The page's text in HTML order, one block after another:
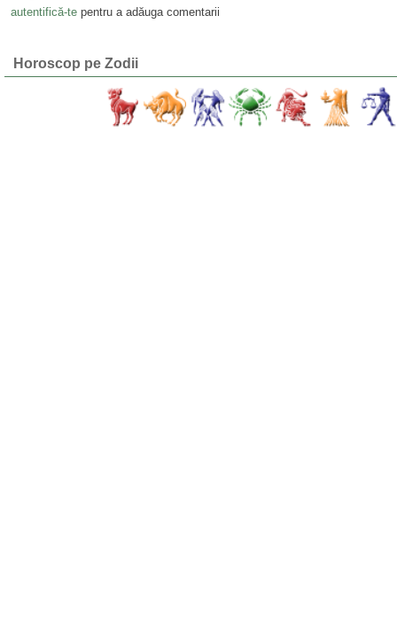
autentifică-tepentru a adăuga comentarii
Horoscop pe Zodii